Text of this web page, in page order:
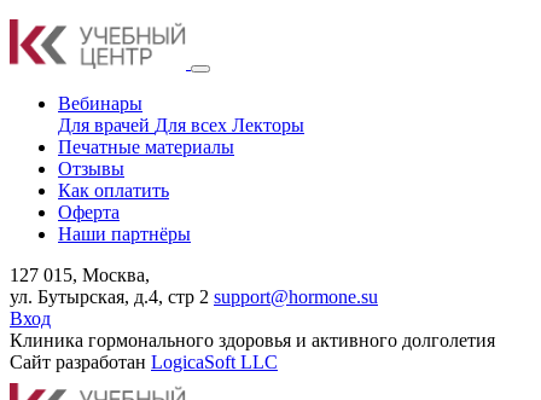
Вебинары
Для врачей Для всех Лекторы
Печатные материалы
Отзывы
Как оплатить
Оферта
Наши партнёры
127 015, Москва,
ул. Бутырская, д.4, стр 2 support@hormone.su
Вход
Клиника гормонального здоровья и активного долголетия
Сайт разработан LogicaSoft LLC